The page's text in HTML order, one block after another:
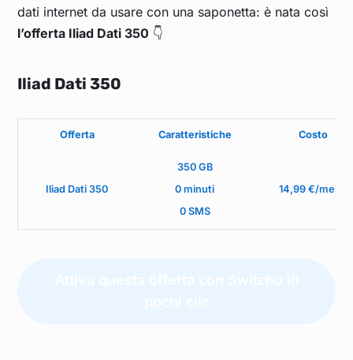
dati internet da usare con una saponetta: è nata così
l’offerta Iliad Dati 350 👇
Iliad Dati 350
Offerta Caratteristiche Costo
Iliad Dati 350
350 GB
0 minuti
0 SMS
14,99 €/mese